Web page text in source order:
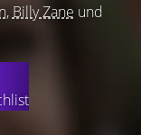
, Billy Zane und